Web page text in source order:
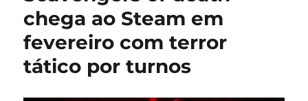
Death’
chega
ao
em
chega ao Steam em
fevereiro com terror
tático por turnos